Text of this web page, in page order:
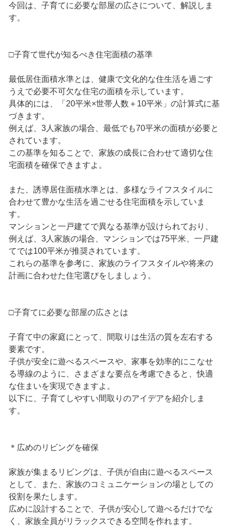
今回は、子育てに必要な部屋の広さについて、解説しま
す。
□子育て世代が知るべき住宅面積の基準
最低居住面積水準とは、健康で文化的な住生活を過ごす
うえで必要不可欠な住宅の面積を示しています。
具体的には、「20平米×世帯人数＋10平米」の計算式に基
づきます。
例えば、3人家族の場合、最低でも70平米の面積が必要と
されています。
この基準を知ることで、家族の成長に合わせて適切な住
宅面積を確保できますよ。
また、誘導居住面積水準とは、多様なライフスタイルに
合わせて豊かな生活を過ごせる住宅面積を示していま
す。
マンションと一戸建てで異なる基準が設けられており、
例えば、3人家族の場合、マンションでは75平米、一戸建
てでは100平米が推奨されています。
これらの基準を参考に、家族のライフスタイルや将来の
計画に合わせた住宅選びをしましょう。
□子育てに必要な部屋の広さとは
子育て中の家庭にとって、間取りは生活の質を左右する
要素です。
子供が安全に遊べるスペースや、家事を効率的にこなせ
る導線のように、さまざまな要点を考慮できると、快適
な住まいを実現できますよ。
以下に、子育てしやすい間取りのアイデアを紹介しま
す。
＊広めのリビングを確保
家族が集まるリビングは、子供が自由に遊べるスペース
として、また、家族のコミュニケーションの場としての
役割を果たします。
広めに設計することで、子供が安心して遊べるだけでな
く、家族全員がリラックスできる空間を作れます。